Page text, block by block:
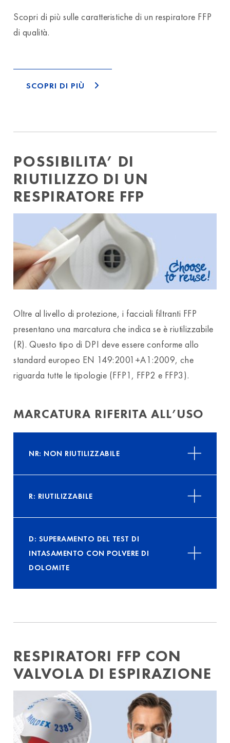
Scopri di più sulle caratteristiche di un respiratore FFP
di qualità.
SCOPRI DI PIÙ
POSSIBILITA’ DI
RIUTILIZZO DI UN
RESPIRATORE FFP
Oltre al livello di protezione, i facciali filtranti FFP
presentano una marcatura che indica se è riutilizzabile
(R). Questo tipo di DPI deve essere conforme allo
standard europeo EN 149:2001+A1:2009, che
riguarda tutte le tipologie (FFP1, FFP2 e FFP3).
MARCATURA RIFERITA ALL’USO
NR: NON RIUTILIZZABILE
R: RIUTILIZZABILE
D: SUPERAMENTO DEL TEST DI
INTASAMENTO CON POLVERE DI
DOLOMITE
RESPIRATORI FFP CON
VALVOLA DI ESPIRAZIONE